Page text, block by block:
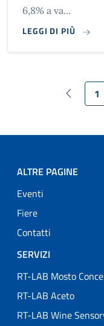
6,8% a va...
LEGGI DI PIÙ
Pagina1
ALTRE PAGINE
Eventi
Fiere
Contatti
SERVIZI
RT-LAB Mosto
RT-LAB Aceto
RT-LAB Wine